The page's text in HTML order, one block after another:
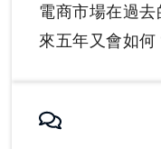
電商市場在過
來五年又會如何